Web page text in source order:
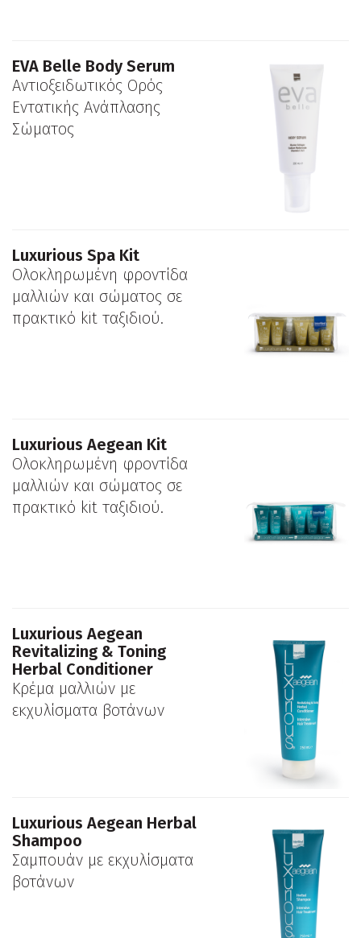
EVA Belle Body Serum
Αντιοξειδωτικός Ορός
Εντατικής Ανάπλασης
Σώματος
Luxurious Spa Kit
Ολοκληρωμένη φροντίδα
μαλλιών και σώματος σε
πρακτικό kit ταξιδιού.
Luxurious Aegean Kit
Ολοκληρωμένη φροντίδα
μαλλιών και σώματος σε
πρακτικό kit ταξιδιού.
Luxurious Aegean
Revitalizing & Toning
Herbal Conditioner
Κρέμα μαλλιών με
εκχυλίσματα βοτάνων
Luxurious Aegean Herbal
Shampoo
Σαμπουάν με εκχυλίσματα
βοτάνων